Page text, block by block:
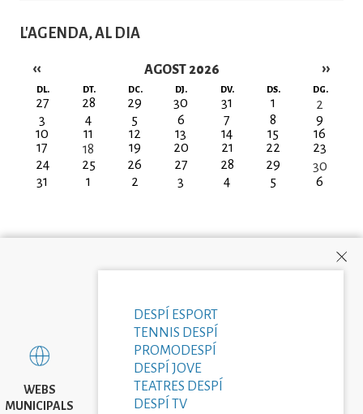
L'AGENDA, AL DIA
AGOST 2026
Paginació
‹‹ ››
DL. DT. DC. DJ. DV. DS. DG.
27 28 29 30 31 1
2
3
4 5 6 7 8
9
10
11 12 13 14 15
16
17
18 19 20 21 22
23
24
25 26 27 28 29
30
31
1 2 3 4 5 6
WEBS
MUNICIPALS
DESPÍ ESPORT
TENNIS DESPÍ
PROMODESPÍ
DESPÍ JOVE
TEATRES DESPÍ
DESPÍ TV